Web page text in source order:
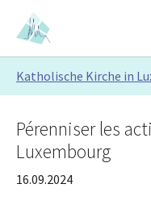
Skip to main content
Skip to page footer
Katholische Kirche in
Pérenniser les
Luxembourg
16.09.2024